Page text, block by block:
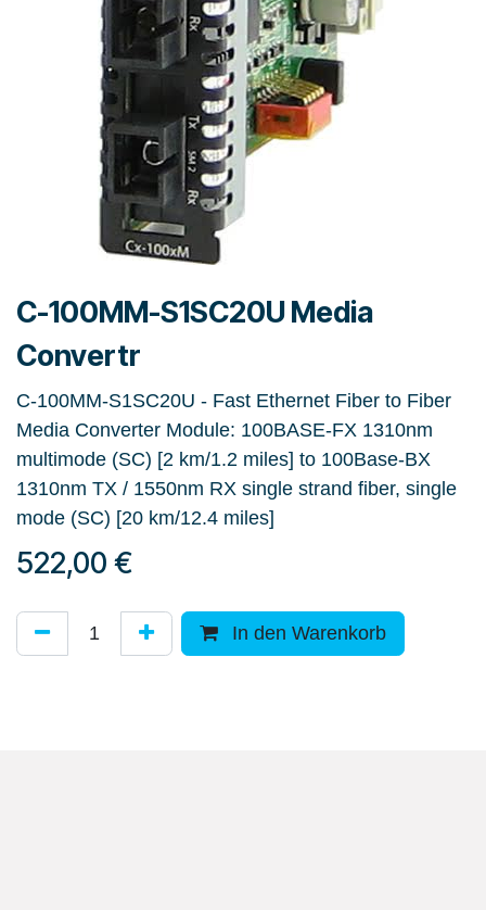
C-100MM-S1SC20U Media
Convertr
C-100MM-S1SC20U - Fast Ethernet Fiber to Fiber
Media Converter Module: 100BASE-FX 1310nm
multimode (SC) [2 km/1.2 miles] to 100Base-BX
1310nm TX / 1550nm RX single strand fiber, single
mode (SC) [20 km/12.4 miles]
522,00 €
In den Warenkorb